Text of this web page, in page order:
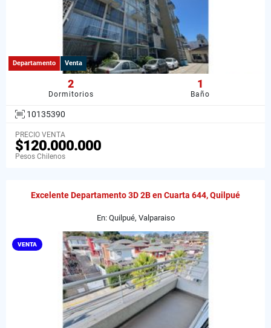
Departamento Venta
2
Dormitorios
1
Baño
10135390
PRECIO VENTA
$120.000.000
Pesos Chilenos
Excelente Departamento 3D 2B en Cuarta 644, Quilpué
En: Quilpué, Valparaiso
VENTA